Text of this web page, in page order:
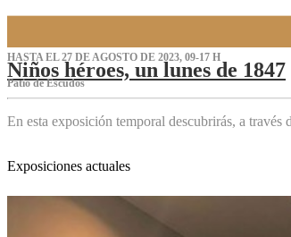
HASTA EL 27 DE AGOSTO DE 2023, 09-17 H
Niños héroes, un lunes de 1847
Patio de Escudos
En esta exposición temporal descubrirás, a
Exposiciones actuales